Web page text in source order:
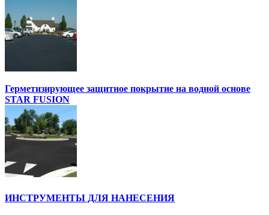
Герметизирующее защитное покрытие на водной основе
STAR FUSION
ИНСТРУМЕНТЫ ДЛЯ НАНЕСЕНИЯ